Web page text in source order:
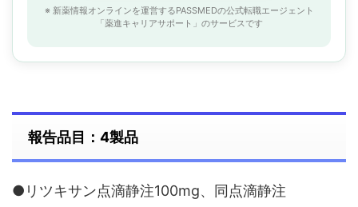
※ 新薬情報オンラインを運営するPASSMEDの公式転職エージェント
「薬進キャリアサポート」のサービスです
報告品目：4製品
●リツキサン点滴静注100mg、同点滴静注